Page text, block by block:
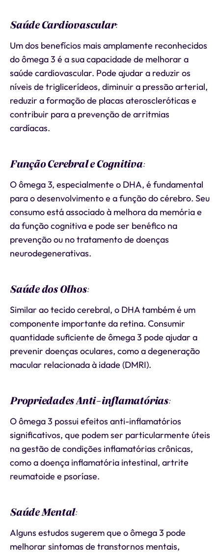
Saúde Cardiovascular:
Um dos benefícios mais amplamente reconhecidos
do ômega 3 é a sua capacidade de melhorar a
saúde cardiovascular. Pode ajudar a reduzir os
níveis de triglicerídeos, diminuir a pressão arterial,
reduzir a formação de placas ateroscleróticas e
contribuir para a prevenção de arritmias
cardíacas.
Função Cerebral e Cognitiva:
O ômega 3, especialmente o DHA, é fundamental
para o desenvolvimento e a função do cérebro. Seu
consumo está associado à melhora da memória e
da função cognitiva e pode ser benéfico na
prevenção ou no tratamento de doenças
neurodegenerativas.
Saúde dos Olhos:
Similar ao tecido cerebral, o DHA também é um
componente importante da retina. Consumir
quantidade suficiente de ômega 3 pode ajudar a
prevenir doenças oculares, como a degeneração
macular relacionada à idade (DMRI).
Propriedades Anti-inflamatórias:
O ômega 3 possui efeitos anti-inflamatórios
significativos, que podem ser particularmente úteis
na gestão de condições inflamatórias crônicas,
como a doença inflamatória intestinal, artrite
reumatoide e psoríase.
Saúde Mental:
Alguns estudos sugerem que o ômega 3 pode
melhorar sintomas de transtornos mentais,